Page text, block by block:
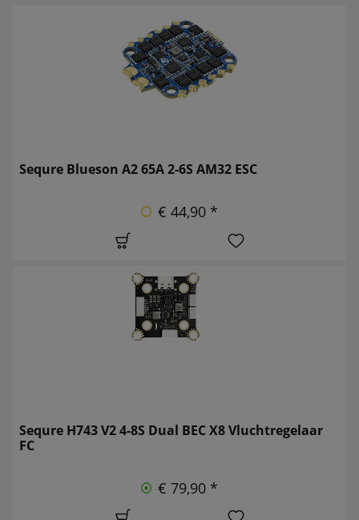
Sequre Blueson A2 65A 2-6S AM32 ESC
€ 44,90 *
Sequre H743 V2 4-8S Dual BEC X8 Vluchtregelaar
FC
€ 79,90 *